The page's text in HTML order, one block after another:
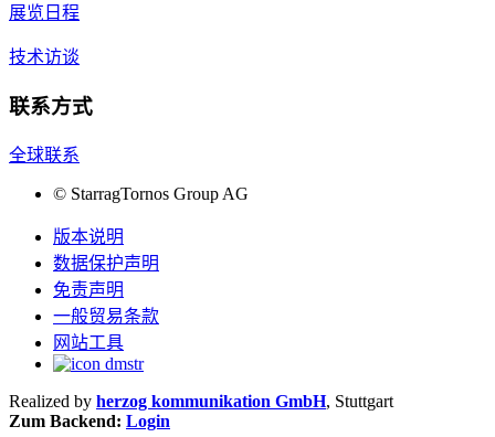
展览日程
技术访谈
联系方式
全球联系
© StarragTornos Group AG
版本说明
数据保护声明
免责声明
一般贸易条款
网站工具
Realized by herzog kommunikation GmbH, Stuttgart
Zum Backend: Login